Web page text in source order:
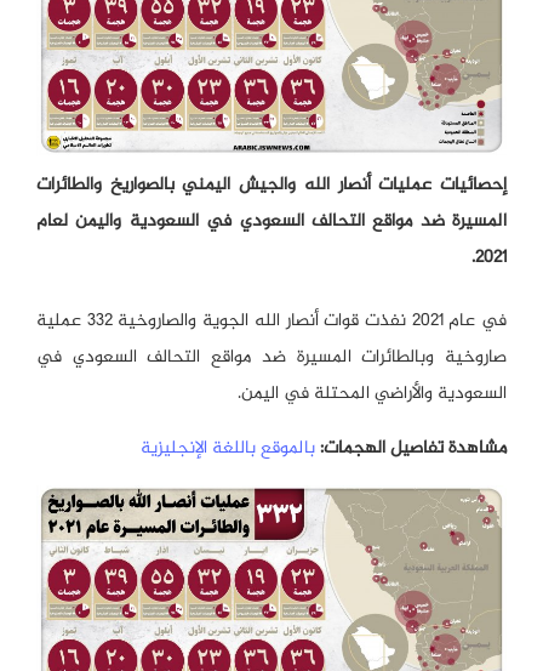
إحصائيات عمليات أنصار الله والجيش اليمني بالصواريخ والطائرات
المسيرة ضد مواقع التحالف السعودي في السعودية واليمن لعام
2021.
في عام 2021 نفذت قوات أنصار الله الجوية والصاروخية 332 عملية
صاروخية وبالطائرات المسيرة ضد مواقع التحالف السعودي في
السعودية والأراضي المحتلة في اليمن.
مشاهدة تفاصيل الهجمات:بالموقع باللغة الإنجليزية